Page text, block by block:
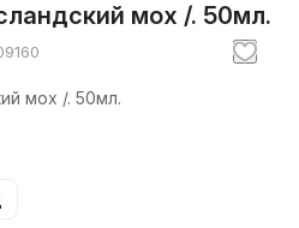
мох /. 50мл.
мох /. 50мл.